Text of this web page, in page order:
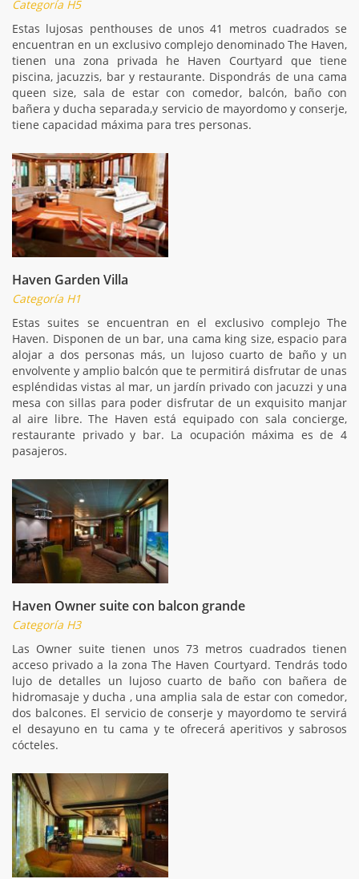
Categoría H5
Estas lujosas penthouses de unos 41 metros cuadrados se
encuentran en un exclusivo complejo denominado The Haven,
tienen una zona privada he Haven Courtyard que tiene
piscina, jacuzzis, bar y restaurante. Dispondrás de una cama
queen size, sala de estar con comedor, balcón, baño con
bañera y ducha separada,y servicio de mayordomo y conserje,
tiene capacidad máxima para tres personas.
Haven Garden Villa
Categoría H1
Estas suites se encuentran en el exclusivo complejo The
Haven. Disponen de un bar, una cama king size, espacio para
alojar a dos personas más, un lujoso cuarto de baño y un
envolvente y amplio balcón que te permitirá disfrutar de unas
espléndidas vistas al mar, un jardín privado con jacuzzi y una
mesa con sillas para poder disfrutar de un exquisito manjar
al aire libre. The Haven está equipado con sala concierge,
restaurante privado y bar. La ocupación máxima es de 4
pasajeros.
Haven Owner suite con balcon grande
Categoría H3
Las Owner suite tienen unos 73 metros cuadrados tienen
acceso privado a la zona The Haven Courtyard. Tendrás todo
lujo de detalles un lujoso cuarto de baño con bañera de
hidromasaje y ducha , una amplia sala de estar con comedor,
dos balcones. El servicio de conserje y mayordomo te servirá
el desayuno en tu cama y te ofrecerá aperitivos y sabrosos
cócteles.